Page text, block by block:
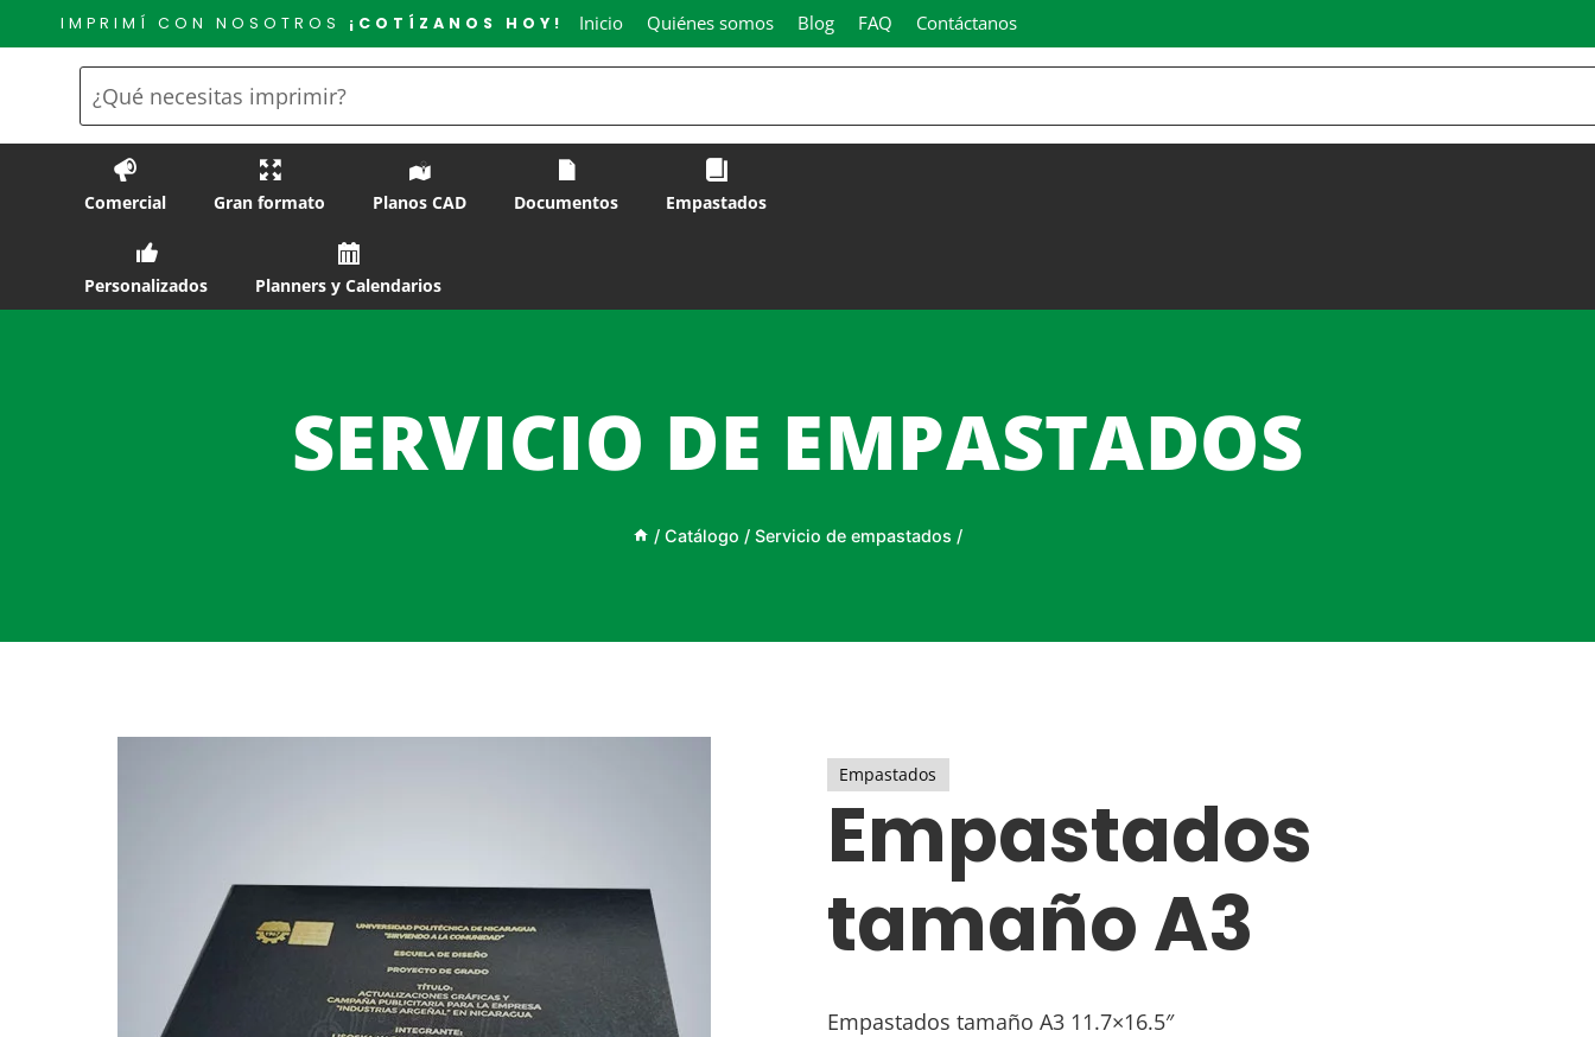
al
IMPRIMÍ CON NOSOTROS ¡COTÍZANOS HOY! Inicio Quiénes somos Blog FAQ Contáctanos
Comercial Gran formato Planos CAD Documentos Empastados
Personalizados Planners y Calendarios
SERVICIO DE EMPASTADOS
/ Catálogo / Servicio de empastados /
Empastados
Empastados
tamaño A3
Empastados tamaño A3 11.7×16.5″